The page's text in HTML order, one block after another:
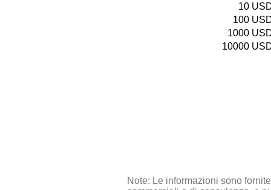
10
100
1000
10000
Note: Le informazioni sono